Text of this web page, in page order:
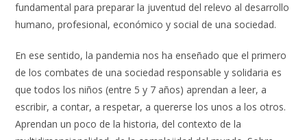
fundamental para preparar la juventud del relevo al desarrollo
humano, profesional, económico y social de una sociedad.
En ese sentido, la pandemia nos ha enseñado que el primero
de los combates de una sociedad responsable y solidaria es
que todos los niños (entre 5 y 7 años) aprendan a leer, a
escribir, a contar, a respetar, a quererse los unos a los otros.
Aprendan un poco de la historia, del contexto de la